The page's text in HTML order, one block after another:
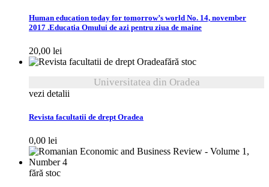
Human education today for tomorrow’s world No. 14, november
2017 .Educatia Omului de azi pentru ziua de maine
20,00 lei
fără stoc
Universitatea din Oradea
vezi detalii
Revista facultatii de drept Oradea
0,00 lei
fără stoc